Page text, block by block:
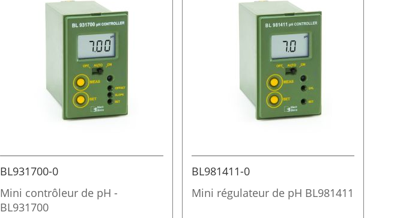
BL931700-0
Mini contrôleur de pH -
BL931700
BL981411-0
Mini régulateur de pH BL981411